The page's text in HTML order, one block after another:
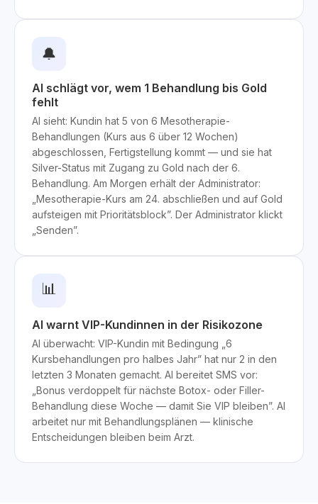
🔔
AI schlägt vor, wem 1 Behandlung bis Gold
fehlt
AI sieht: Kundin hat 5 von 6 Mesotherapie-
Behandlungen (Kurs aus 6 über 12 Wochen)
abgeschlossen, Fertigstellung kommt — und sie hat
Silver-Status mit Zugang zu Gold nach der 6.
Behandlung. Am Morgen erhält der Administrator:
„Mesotherapie-Kurs am 24. abschließen und auf Gold
aufsteigen mit Prioritätsblock”. Der Administrator klickt
„Senden”.
📊
AI warnt VIP-Kundinnen in der Risikozone
AI überwacht: VIP-Kundin mit Bedingung „6
Kursbehandlungen pro halbes Jahr” hat nur 2 in den
letzten 3 Monaten gemacht. AI bereitet SMS vor:
„Bonus verdoppelt für nächste Botox- oder Filler-
Behandlung diese Woche — damit Sie VIP bleiben”. AI
arbeitet nur mit Behandlungsplänen — klinische
Entscheidungen bleiben beim Arzt.